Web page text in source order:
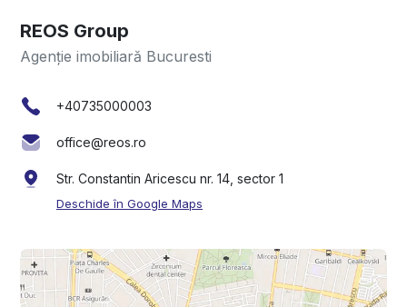
REOS Group
Agenție imobiliară Bucuresti
+40735000003
office@reos.ro
Str. Constantin Aricescu nr. 14, sector 1
Deschide în Google Maps